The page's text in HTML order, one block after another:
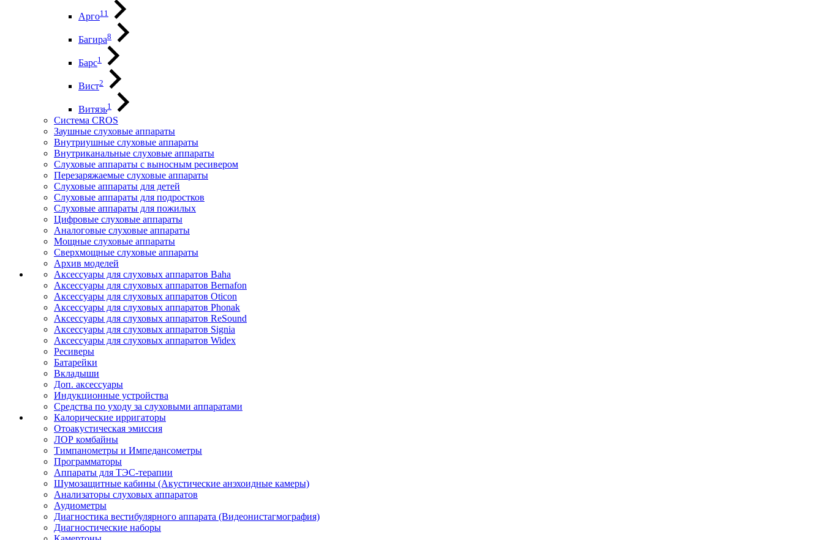
Арго11
Багира8
Барс1
Вист2
Витязь1
Система CROS
Заушные слуховые аппараты
Внутриушные слуховые аппараты
Внутриканальные слуховые аппараты
Слуховые аппараты с выносным ресивером
Перезаряжаемые слуховые аппараты
Слуховые аппараты для детей
Слуховые аппараты для подростков
Слуховые аппараты для пожилых
Цифровые слуховые аппараты
Аналоговые слуховые аппараты
Мощные слуховые аппараты
Сверхмощные слуховые аппараты
Архив моделей
Аксессуары для слуховых аппаратов Baha
Аксессуары для слуховых аппаратов Bernafon
Аксессуары для слуховых аппаратов Oticon
Аксессуары для слуховых аппаратов Phonak
Аксессуары для слуховых аппаратов ReSound
Аксессуары для слуховых аппаратов Signia
Аксессуары для слуховых аппаратов Widex
Ресиверы
Батарейки
Вкладыши
Доп. аксессуары
Индукционные устройства
Средства по уходу за слуховыми аппаратами
Калорические ирригаторы
Отоакустическая эмиссия
ЛОР комбайны
Тимпанометры и Импедансометры
Программаторы
Аппараты для ТЭС-терапии
Шумозащитные кабины (Акустические анэхоидные камеры)
Анализаторы слуховых аппаратов
Аудиометры
Диагностика вестибулярного аппарата (Видеонистагмография)
Диагностические наборы